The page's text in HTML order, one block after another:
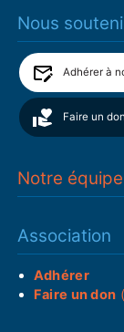
Nous
Adhérer à
Faire un
Notre équipe
Association
Adhérer
Faire un don